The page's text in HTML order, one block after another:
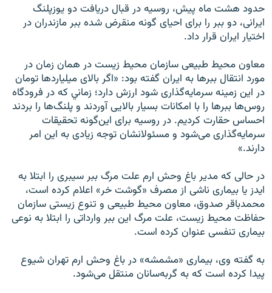
حدود هشت ماه پیش، روسیه در قبال دریافت دو یوزپلنگ
ایرانی، دو ببر را برای احیای گونه منقرض شده ببر مازندران در
اختیار ایران قرار داد.
معاون محيط طبيعی سازمان محيط زيست در همان زمان در
مورد انتقال ببرها به ايران گفته بود:‌ «اگر بالای ميليارد‌ها تومان
در اين زمينه سرمايه‌گذاری شود ارزش دارد؛ زماني كه در فرودگاه
روس‌ها ببرها را با امكانات بسيار بالايی آوردند و پلنگ‌ها را بردند
احساس حقارت كرديم. در روسيه برای اين‌گونه تحقيقات
سرمايه‌گذاری می‌شود و مسئولانشان توجه زيادی به اين امر
دارند.»
در حالی که مدير باغ وحش ارم علت مرگ ببر سيبری را ابتلا به
ايدز يا بيماری ناشی از مصرف «گوشت خر» اعلام کرده است،
محمدباقر صدوق، معاون محيط طبيعی و تنوع زيستی سازمان
حفاظت محيط زيست، علت مرگ این ببر وارداتی را ابتلا به نوعی
بيماری تنفسی عنوان کرده است.
به گفته وی، بيماری «مشمشه» در باغ وحش ارم تهران شيوع
پيدا کرده است که به گربه‌سانان منتقل می‌شود.